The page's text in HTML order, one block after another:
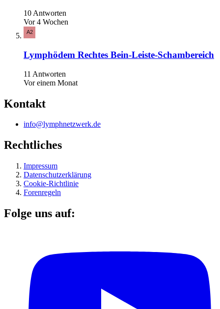
10 Antworten
Vor 4 Wochen
Lymphödem Rechtes Bein-Leiste-Schambereich
11 Antworten
Vor einem Monat
Kontakt
info@lymphnetzwerk.de
Rechtliches
Impressum
Datenschutzerklärung
Cookie-Richtlinie
Forenregeln
Folge uns auf: